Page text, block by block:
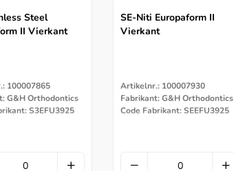
Steel
II Vierkant
100007865
G&H Orthodontics
S3EFU3925
SE-Niti Europaform II
Vierkant
Artikelnr.: 100007930
Fabrikant: G&H Orthodontics
Code Fabrikant: SEEFU3925